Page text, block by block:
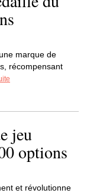
marque de
récompensant
jeu
options
et révolutionne